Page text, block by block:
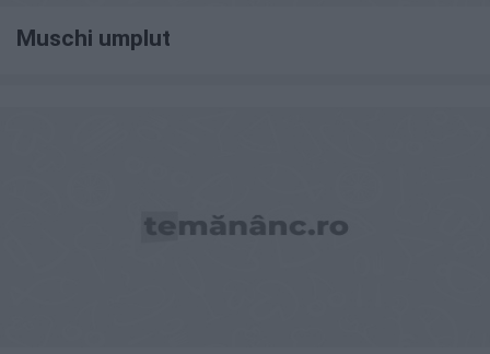
Muschi umplut